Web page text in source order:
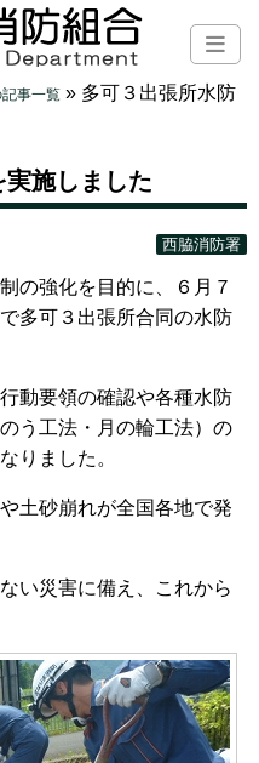
事一覧 » 多可３出張所水防
施しました
西脇消防署
の強化を目的に、６月７
多可３出張所合同の水防
動要領の確認や各種水防
う工法・月の輪工法）の
りました。
土砂崩れが全国各地で発
い災害に備え、これから